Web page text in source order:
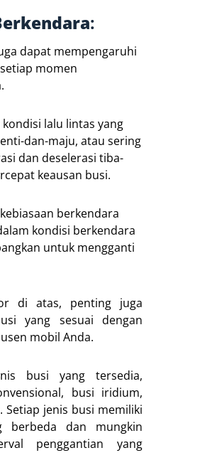
:
dapat mempengaruhi
momen
lalu lintas yang
dan-maju, atau sering
dan deselerasi tiba-
keausan busi.
berkendara
kondisi berkendara
untuk mengganti
di atas, penting juga
yang sesuai dengan
mobil Anda.
busi yang tersedia,
busi iridium,
jenis busi memiliki
berbeda dan mungkin
penggantian yang